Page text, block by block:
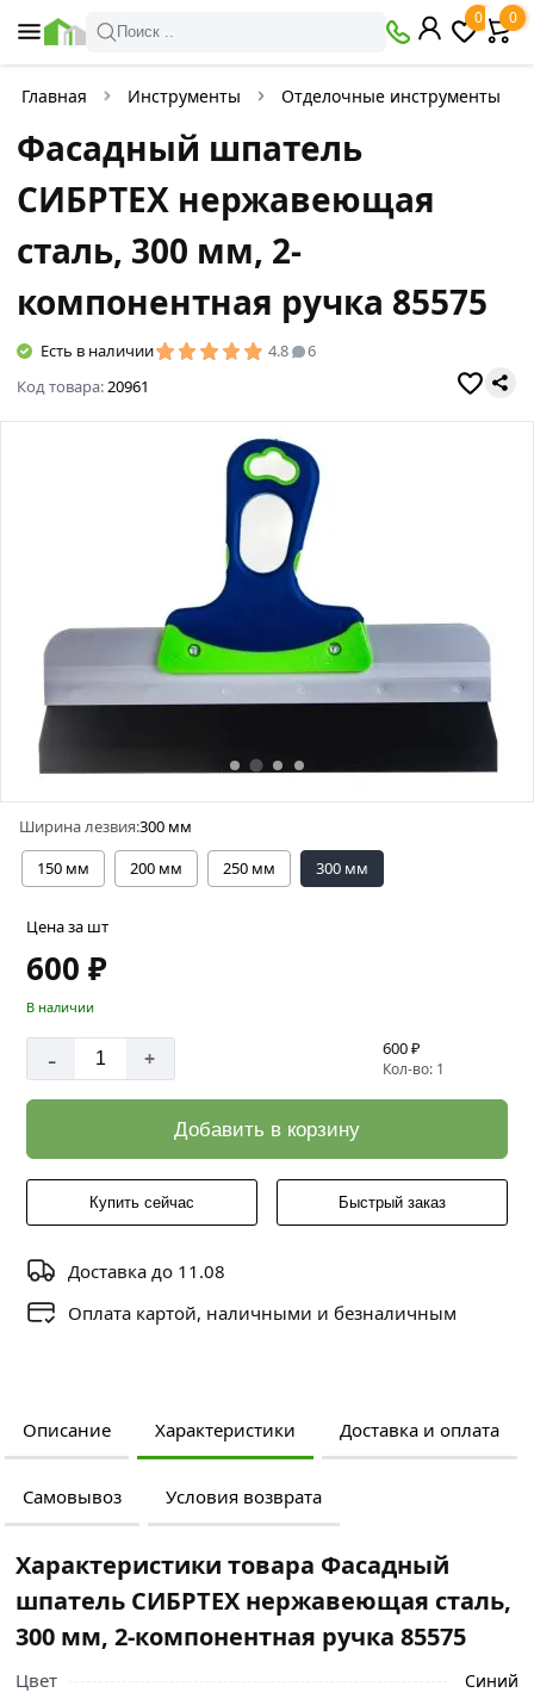
Поиск ..
0 0
Главная Инструменты Отделочные инструменты
Фасадный шпатель
СИБРТЕХ нержавеющая
сталь, 300 мм, 2-
компонентная ручка 85575
Есть в наличии 4.8
6
Код товара:20961
Ширина лезвия:300 мм
150 мм
200 мм 250 мм 300 мм
Цена за шт
600 ₽
В наличии
- + 600 ₽
Кол-во: 1
Добавить в корзину
Купить сейчас Быстрый заказ
Доставка до 11.08
Оплата картой, наличными и безналичным
Описание Характеристики Доставка и оплата
Самовывоз Условия возврата
Характеристики товара Фасадный
шпатель СИБРТЕХ нержавеющая сталь,
300 мм, 2-компонентная ручка 85575
Цвет Синий